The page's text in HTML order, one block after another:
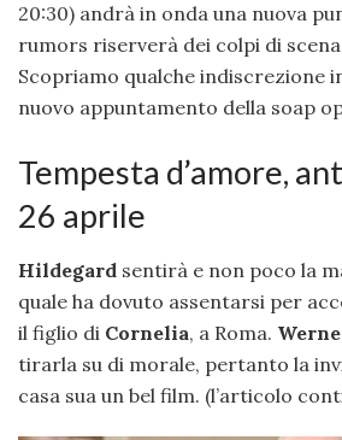
20:30) andrà in onda una nuova
rumors riserverà dei colpi di
Scopriamo qualche indiscrezione
nuovo appuntamento della soap
Tempesta d’amore,
26 aprile
Hildegard sentirà e non poco la
quale ha dovuto assentarsi per
il figlio di Cornelia, a Roma.
tirarla su di morale, pertanto la
casa sua un bel film. (l’articolo